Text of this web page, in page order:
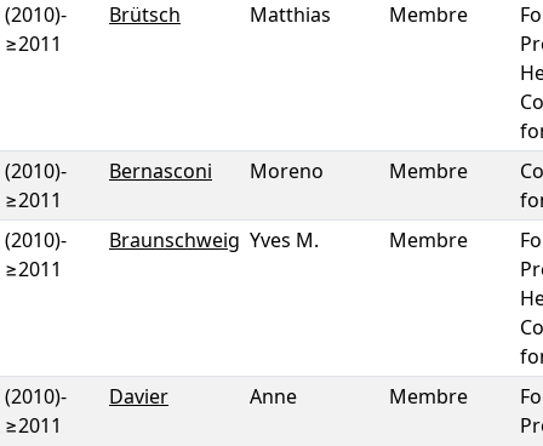
(2010)-
≥2011
Brütsch Matthias Membre
(2010)-
≥2011
Bernasconi Moreno Membre
(2010)-
≥2011
Braunschweig Yves M. Membre
(2010)-
≥2011
Davier Anne Membre